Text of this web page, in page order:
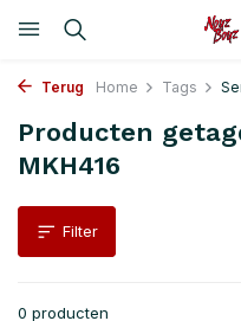
Terug Home Tags
Producten
MKH416
Filter
0 producten